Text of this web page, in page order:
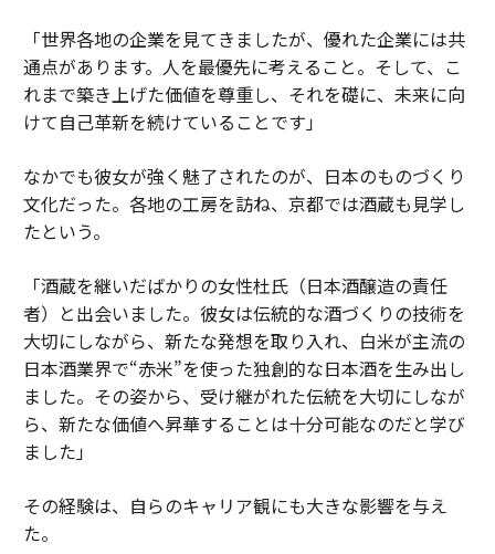
「世界各地の企業を見てきましたが、優れた企業には共
通点があります。人を最優先に考えること。そして、こ
れまで築き上げた価値を尊重し、それを礎に、未来に向
けて自己革新を続けていることです」
なかでも彼女が強く魅了されたのが、日本のものづくり
文化だった。各地の工房を訪ね、京都では酒蔵も見学し
たという。
「酒蔵を継いだばかりの女性杜氏（日本酒醸造の責任
者）と出会いました。彼女は伝統的な酒づくりの技術を
大切にしながら、新たな発想を取り入れ、白米が主流の
日本酒業界で“赤米”を使った独創的な日本酒を生み出し
ました。その姿から、受け継がれた伝統を大切にしなが
ら、新たな価値へ昇華することは十分可能なのだと学び
ました」
その経験は、自らのキャリア観にも大きな影響を与え
た。